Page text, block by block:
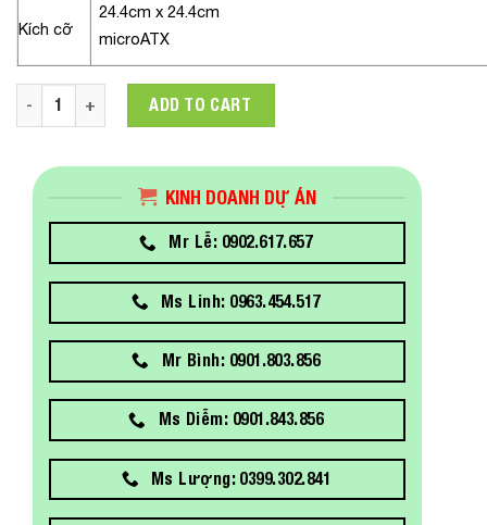
Kích cỡ
24.4cm x 24.4cm
microATX
Mainboard ASUS PRIME B660M-A D4-CSM Socket 1700 m-
ADD TO CART
KINH DOANH DỰ ÁN
Mr Lễ: 0902.617.657
Ms Linh: 0963.454.517
Mr Bình: 0901.803.856
Ms Diễm: 0901.843.856
Ms Lượng: 0399.302.841